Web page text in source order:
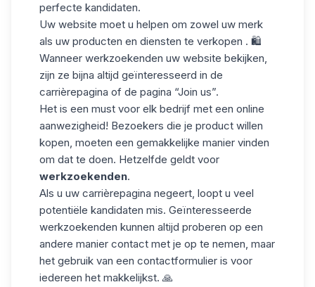
perfecte kandidaten.
Uw website moet u helpen om zowel uw merk
als uw producten en diensten te verkopen . 🛍️
Wanneer werkzoekenden uw website bekijken,
zijn ze bijna altijd geïnteresseerd in de
carrièrepagina of de pagina “Join us”.
Het is een must voor elk bedrijf met een online
aanwezigheid! Bezoekers die je product willen
kopen, moeten een gemakkelijke manier vinden
om dat te doen. Hetzelfde geldt voor
werkzoekenden.
Als u uw carrièrepagina negeert, loopt u veel
potentiële kandidaten mis. Geïnteresseerde
werkzoekenden kunnen altijd proberen op een
andere manier contact met je op te nemen, maar
het gebruik van een contactformulier is voor
iedereen het makkelijkst. 🙏